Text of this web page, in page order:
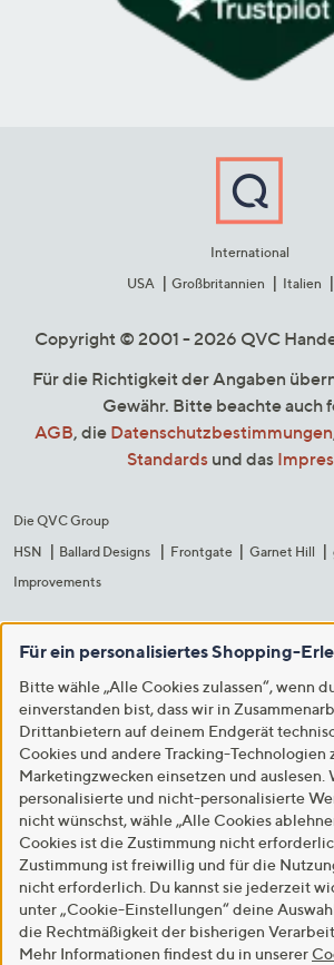
International
USA
Großbritannien Italien
Copyright © 2001 - 2026 QVC
Für die Richtigkeit der Angaben
Gewähr. Bitte beachte auch
AGB, die Datenschutzbestimmungen
Standards und das
Die QVC Group
HSN
Ballard Designs Frontgate Garnet Hill
Improvements
Für ein personalisiertes Shopping-
Bitte wähle „Alle Cookies zulassen“, wenn
einverstanden bist, dass wir in
Drittanbietern auf deinem Endgerät
Cookies und andere Tracking-Technologien
Marketingzwecken einsetzen und auslesen.
personalisierte und nicht-personalisierte
nicht wünschst, wähle „Alle Cookies
Cookies ist die Zustimmung nicht
Zustimmung ist freiwillig und für die
nicht erforderlich. Du kannst sie jederzeit
unter „Cookie-Einstellungen“ deine
die Rechtmäßigkeit der bisherigen
Mehr Informationen findest du in unserer